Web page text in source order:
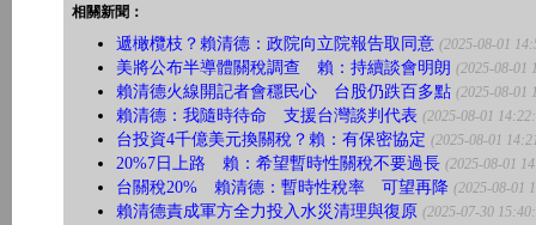
相關新聞：
遞橄欖枝？賴清德：政院向立院報告取同意 (2025-08-01
美將公布半導體關稅調查 賴：持續談會明朗 (2025-08-01
賴清德火線開記者會穩民心 台股仍跌百多點 (2025-08-01
賴清德：我隨時待命 支援台灣談判代表 (2025-08-01
台投資4千億美元換關稅？賴：有保密協定 (2025-08-01
20%7日上路 賴：希望暫時性關稅不要過長 (2025-08-01
台關稅20% 賴清德：暫時性稅率 可望再降 (2025-08-01
賴清德責成軍方全力投入水災清理與復原 (2025-07-30